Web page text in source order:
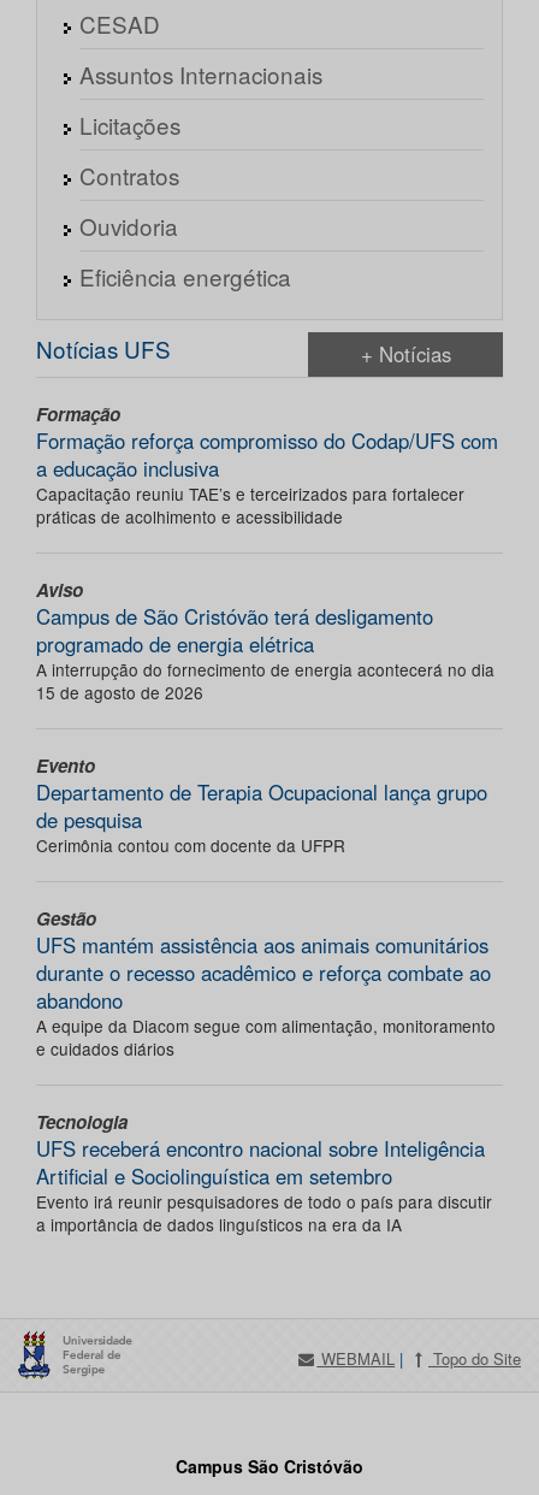
CESAD
Assuntos Internacionais
Licitações
Contratos
Ouvidoria
Eficiência energética
Notícias UFS + Notícias
Formação
Formação reforça compromisso do Codap/UFS com
a educação inclusiva
Capacitação reuniu TAE’s e terceirizados para fortalecer
práticas de acolhimento e acessibilidade
Aviso
Campus de São Cristóvão terá desligamento
programado de energia elétrica
A interrupção do fornecimento de energia acontecerá no dia
15 de agosto de 2026
Evento
Departamento de Terapia Ocupacional lança grupo
de pesquisa
Cerimônia contou com docente da UFPR
Gestão
UFS mantém assistência aos animais comunitários
durante o recesso acadêmico e reforça combate ao
abandono
A equipe da Diacom segue com alimentação, monitoramento
e cuidados diários
Tecnologia
UFS receberá encontro nacional sobre Inteligência
Artificial e Sociolinguística em setembro
Evento irá reunir pesquisadores de todo o país para discutir
a importância de dados linguísticos na era da IA
WEBMAIL | Topo do Site
Campus São Cristóvão